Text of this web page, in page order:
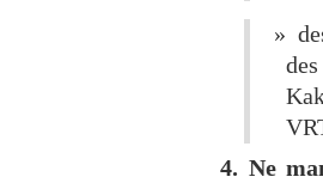
4. Ne